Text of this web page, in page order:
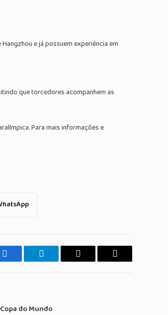
e já possuem experiência em
que torcedores acompanhem as
Para mais informações e
Facebook TelegramaCopiar
E-
do Mundo